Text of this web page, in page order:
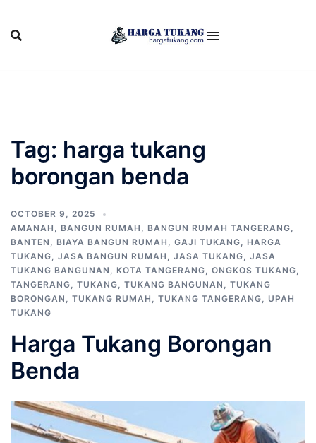
content
Tag: harga tukang
borongan benda
OCTOBER 9, 2025
AMANAH , BANGUN RUMAH , BANGUN RUMAH TANGERANG,
BANTEN , BIAYA BANGUN RUMAH , GAJI TUKANG, HARGA
TUKANG, JASA BANGUN RUMAH , JASA TUKANG, JASA
TUKANG BANGUNAN , KOTA TANGERANG, ONGKOS TUKANG,
TANGERANG, TUKANG, TUKANG BANGUNAN , TUKANG
BORONGAN , TUKANG RUMAH , TUKANG TANGERANG, UPAH
TUKANG
Harga Tukang Borongan
Benda